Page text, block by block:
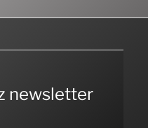
newsletter